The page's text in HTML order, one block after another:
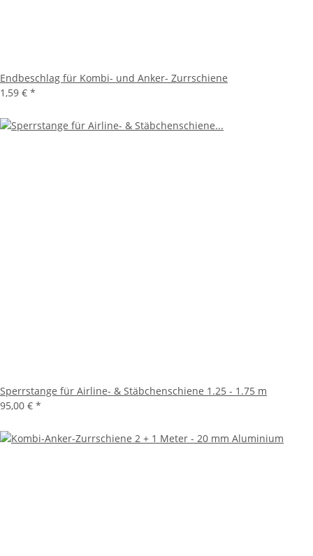
Endbeschlag für Kombi- und Anker- Zurrschiene
1,59 € *
Sperrstange für Airline- & Stäbchenschiene 1.25 - 1.75 m
95,00 € *